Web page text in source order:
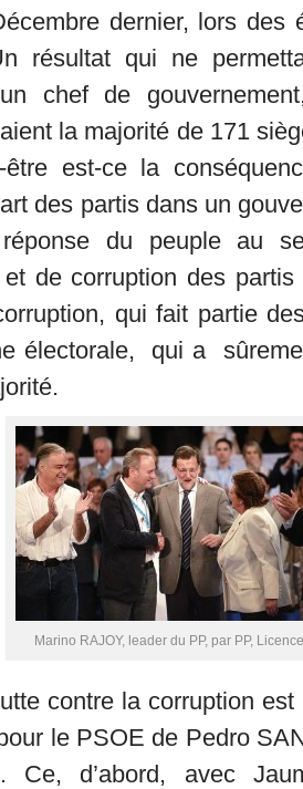
dernier, lors des
résultat qui ne
chef de
la majorité de 171
être est-ce la
des partis dans un
du peuple au
et de corruption des
qui fait partie
électorale, qui a
Marino RAJOY, leader du PP, par PP,
contre la corruption
le PSOE de Pedro
Ce, d’abord, avec